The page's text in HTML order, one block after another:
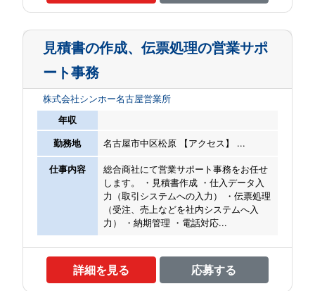
見積書の作成、伝票処理の営業サポ
ート事務
株式会社シンホー名古屋営業所
年収
勤務地 名古屋市中区松原 【アクセス】 ...
仕事内容
総合商社にて営業サポート事務をお任せ
します。 ・見積書作成 ・仕入データ入
力（取引システムへの入力） ・伝票処理
（受注、売上などを社内システムへ入
力） ・納期管理 ・電話対応...
詳細を見る 応募する